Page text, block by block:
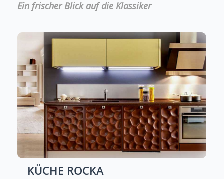
Ein frischer Blick auf die Klassiker
KÜCHE ROCKA